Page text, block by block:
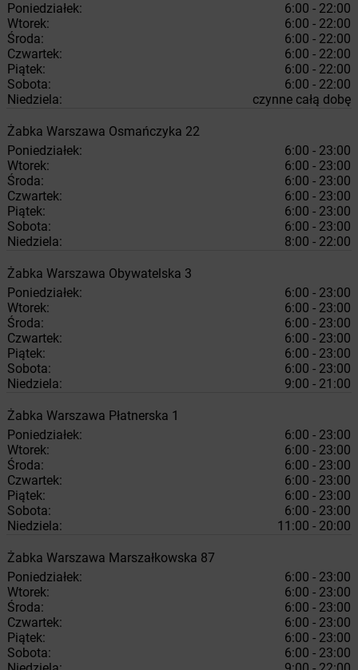
Poniedziałek:
6:00 - 22:00
Wtorek:
6:00 - 22:00
Środa:
6:00 - 22:00
Czwartek:
6:00 - 22:00
Piątek:
6:00 - 22:00
Sobota:
6:00 - 22:00
Niedziela:
czynne całą dobę
Żabka Warszawa Osmańczyka 22
Poniedziałek:
6:00 - 23:00
Wtorek:
6:00 - 23:00
Środa:
6:00 - 23:00
Czwartek:
6:00 - 23:00
Piątek:
6:00 - 23:00
Sobota:
6:00 - 23:00
Niedziela:
8:00 - 22:00
Żabka Warszawa Obywatelska 3
Poniedziałek:
6:00 - 23:00
Wtorek:
6:00 - 23:00
Środa:
6:00 - 23:00
Czwartek:
6:00 - 23:00
Piątek:
6:00 - 23:00
Sobota:
6:00 - 23:00
Niedziela:
9:00 - 21:00
Żabka Warszawa Płatnerska 1
Poniedziałek:
6:00 - 23:00
Wtorek:
6:00 - 23:00
Środa:
6:00 - 23:00
Czwartek:
6:00 - 23:00
Piątek:
6:00 - 23:00
Sobota:
6:00 - 23:00
Niedziela:
11:00 - 20:00
Żabka Warszawa Marszałkowska 87
Poniedziałek:
6:00 - 23:00
Wtorek:
6:00 - 23:00
Środa:
6:00 - 23:00
Czwartek:
6:00 - 23:00
Piątek:
6:00 - 23:00
Sobota:
6:00 - 23:00